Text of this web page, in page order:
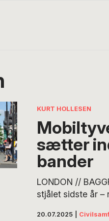
KURT HOLLESEN
sætter
bander
LONDON //
stjålet sidste år –
20.07.2025